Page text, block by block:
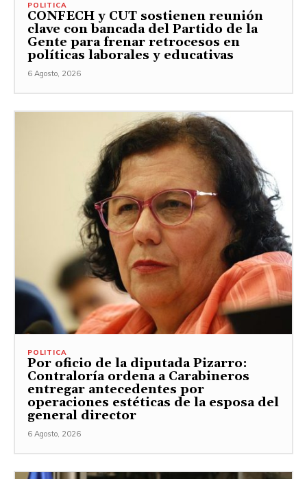
POLITICA
CONFECH y CUT sostienen reunión
clave con bancada del Partido de la
Gente para frenar retrocesos en
políticas laborales y educativas
6 Agosto, 2026
POLITICA
Por oficio de la diputada Pizarro:
Contraloría ordena a Carabineros
entregar antecedentes por
operaciones estéticas de la esposa del
general director
6 Agosto, 2026